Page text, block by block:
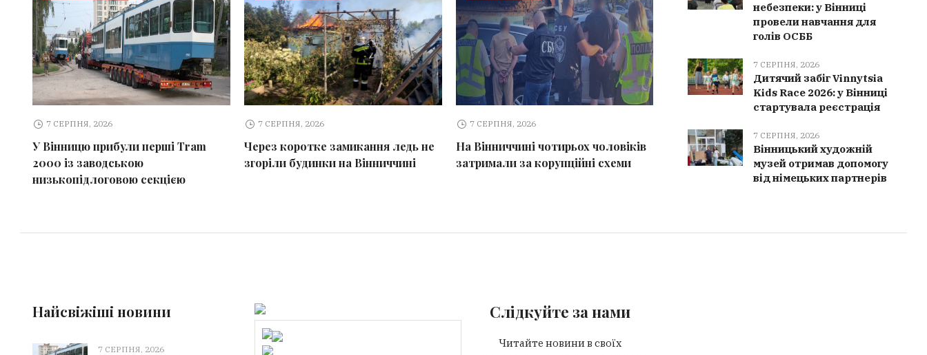
7 СЕРПНЯ, 2026
У Вінницю прибули перші Tram
2000 із заводською
низькопідлоговою секцією
7 СЕРПНЯ, 2026
Через коротке замикання ледь не
згоріли будинки на Вінниччині
7 СЕРПНЯ, 2026
На Вінниччині чотирьох чоловіків
затримали за корупційні схеми
Сміття замість полігону отримує
друге життя: у Вінниці зібрали
понад 100 тонн вторсировини
рази
небезпеки: у Вінниці
провели навчання для
голів ОСББ
7 СЕРПНЯ, 2026
Дитячий забіг Vinnytsia
Kids Race 2026: у Вінниці
стартувала реєстрація
7 СЕРПНЯ, 2026
Вінницький художній
музей отримав допомогу
від німецьких партнерів
Найсвіжіші новини
7 СЕРПНЯ, 2026
Слідкуйте за нами
Читайте новини в своїх